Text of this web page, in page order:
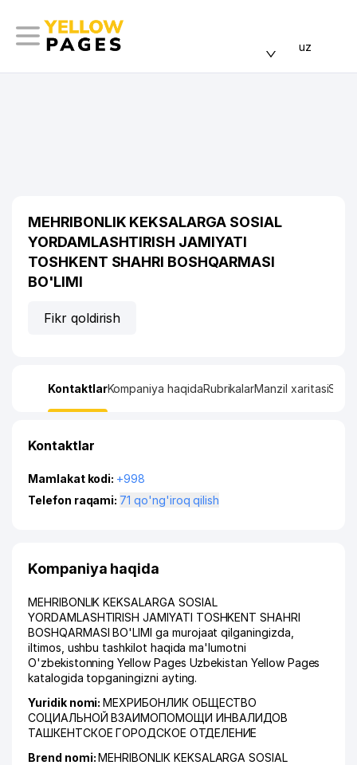
uz
MEHRIBONLIK KEKSALARGA SOSIAL
YORDAMLASHTIRISH JAMIYATI
TOSHKENT SHAHRI BOSHQARMASI
BO'LIMI
Fikr qoldirish
KontaktlarKompaniya haqidaRubrikalarManzil xaritasi
Kontaktlar
Mamlakat kodi: +998
Telefon raqami:
71 qo'ng'iroq qilish
Kompaniya haqida
MEHRIBONLIK KEKSALARGA SOSIAL
YORDAMLASHTIRISH JAMIYATI TOSHKENT SHAHRI
BOSHQARMASI BO'LIMI ga murojaat qilganingizda,
iltimos, ushbu tashkilot haqida ma'lumotni
O'zbekistonning Yellow Pages Uzbekistan Yellow Pages
katalogida topganingizni ayting.
Yuridik nomi:МЕХРИБОНЛИК ОБЩЕСТВО
СОЦИАЛЬНОЙ ВЗАИМОПОМОЩИ ИНВАЛИДОВ
ТАШКЕНТСКОЕ ГОРОДСКОЕ ОТДЕЛЕНИЕ
Brend nomi:MEHRIBONLIK KEKSALARGA SOSIAL